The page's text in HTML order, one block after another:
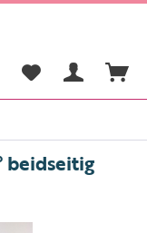
beidseitig